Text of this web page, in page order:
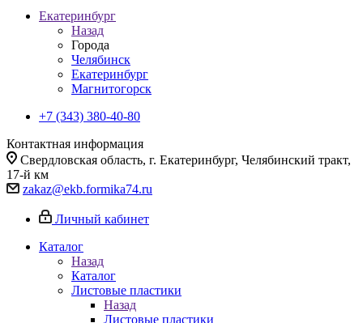
Екатеринбург
Назад
Города
Челябинск
Екатеринбург
Магнитогорск
+7 (343) 380-40-80
Контактная информация
Свердловская область, г. Екатеринбург, Челябинский тракт,
17-й км
zakaz@ekb.formika74.ru
Личный кабинет
Каталог
Назад
Каталог
Листовые пластики
Назад
Листовые пластики